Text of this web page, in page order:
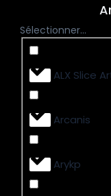
Sélectionner...
ALX Slice
Arcanis
Arykp